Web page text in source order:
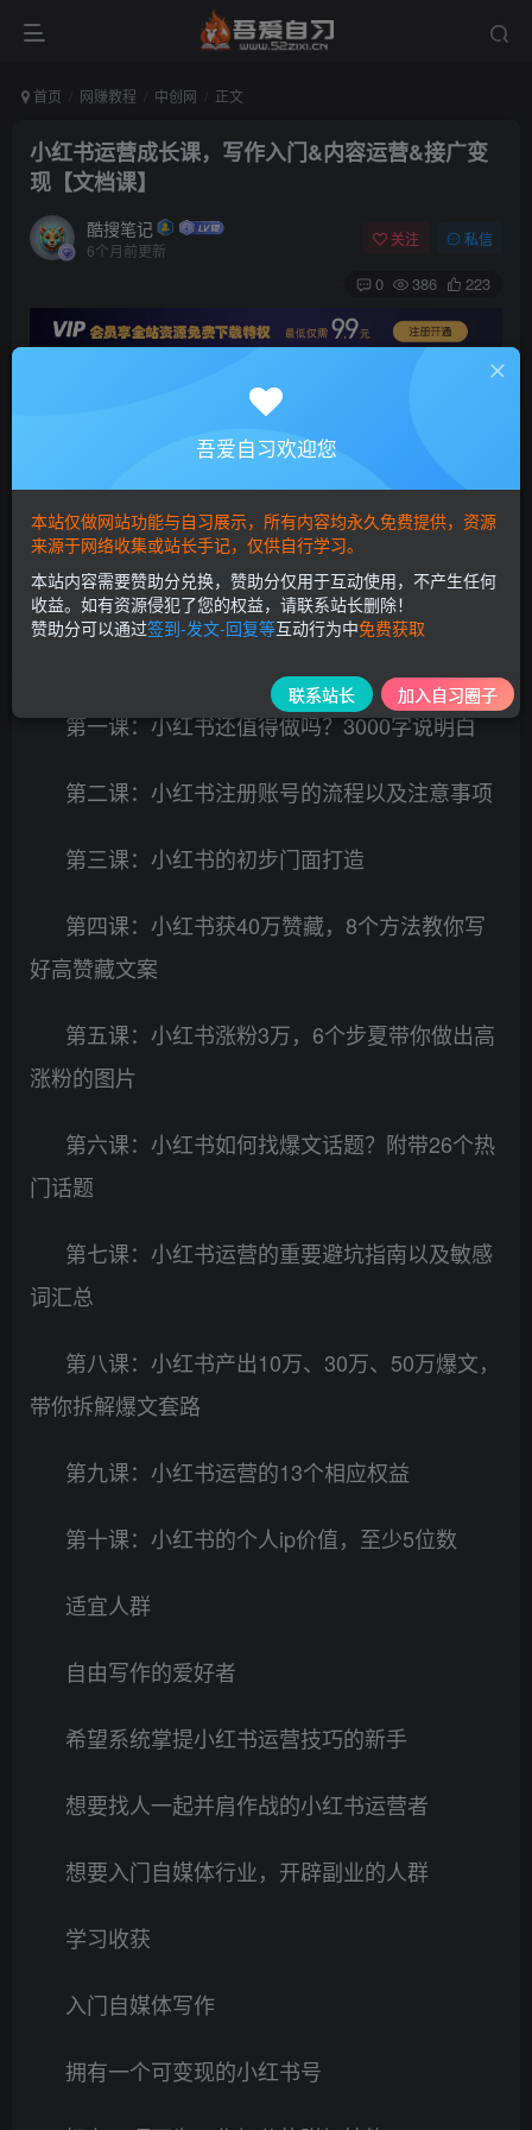
首页 网赚教程 中创网 正文
小红书运营成长课，写作入门&内容运营&接广变
现【文档课】
酷搜笔记
6个月前更新
关注 私信
0 386 223
第一课：小红书还值得做吗？3000字说明白
第二课：小红书注册账号的流程以及注意事项
第三课：小红书的初步门面打造
第四课：小红书获40万赞藏，8个方法教你写
好高赞藏文案
第五课：小红书涨粉3万，6个步夏带你做出高
涨粉的图片
第六课：小红书如何找爆文话题？附带26个热
门话题
第七课：小红书运营的重要避坑指南以及敏感
词汇总
第八课：小红书产出10万、30万、50万爆文，
带你拆解爆文套路
第九课：小红书运营的13个相应权益
第十课：小红书的个人ip价值，至少5位数
适宜人群
自由写作的爱好者
希望系统掌提小红书运营技巧的新手
想要找人一起并肩作战的小红书运营者
想要入门自媒体行业，开辟副业的人群
学习收获
入门自媒体写作
拥有一个可变现的小红书号
吾爱自习欢迎您
本站仅做网站功能与自习展示，所有内容均永久免费提供，资源
来源于网络收集或站长手记，仅供自行学习。
本站内容需要赞助分兑换，赞助分仅用于互动使用，不产生任何
收益。如有资源侵犯了您的权益，请联系站长删除！
赞助分可以通过签到-发文-回复等互动行为中免费获取
联系站长 加入自习圈子